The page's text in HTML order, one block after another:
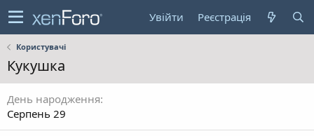
Увійти Реєстрація
Користувачі
Кукушка
День народження
Серпень 29